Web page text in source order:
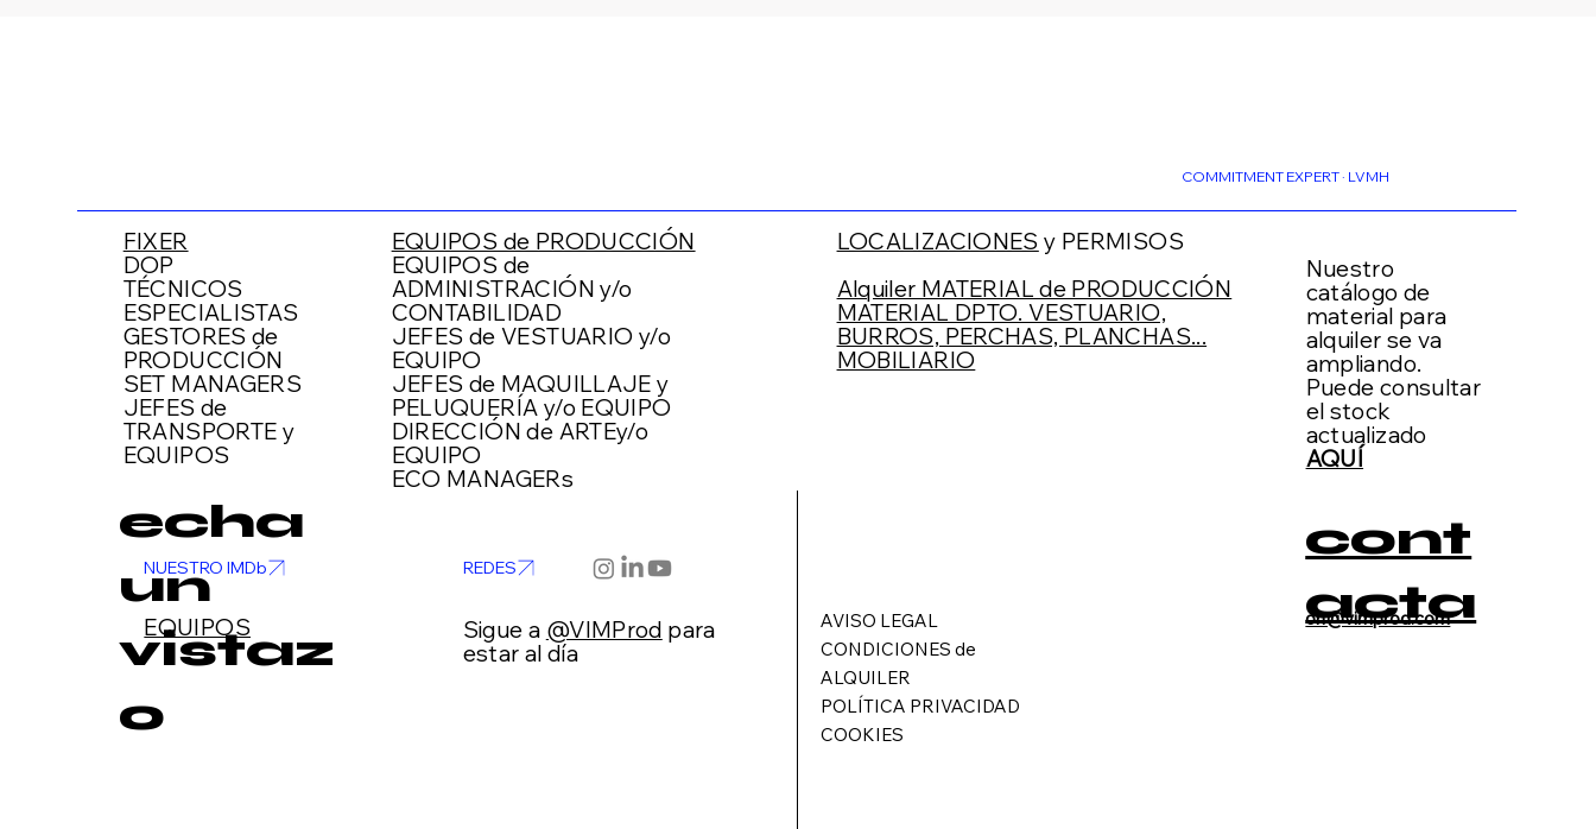
COMMITMENT EXPERT · LVMH
FIXER
DOP
TÉCNICOS
ESPECIALISTAS
GESTORES de
PRODUCCIÓN
SET MANAGERS
JEFES de
TRANSPORTE y
EQUIPOS
EQUIPOS de PRODUCCIÓN
EQUIPOS de
ADMINISTRACIÓN y/o
CONTABILIDAD
JEFES de VESTUARIO y/o
EQUIPO
JEFES de MAQUILLAJE y
PELUQUERÍA y/o EQUIPO
DIRECCIÓN de ARTEy/o
EQUIPO
ECO MANAGERs
LOCALIZACIONES y PERMISOS
Alquiler MATERIAL de PRODUCCIÓN
MATERIAL DPTO. VESTUARIO,
BURROS, PERCHAS, PLANCHAS...
MOBILIARIO
Nuestro
catálogo de
material para
alquiler se va
ampliando.
Puede consultar
el stock
actualizado
AQUÍ
echa
un
vistaz
o
NUESTRO IMDb REDES
Sigue a @VIMProd para
estar al día
EQUIPOS
AVISO LEGAL
CONDICIONES de
ALQUILER
POLÍTICA PRIVACIDAD
COOKIES
cont
acta
on@vimprod.com